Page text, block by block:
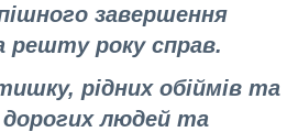
завершення
решту року справ.
рідних обіймів та
дорогих людей та